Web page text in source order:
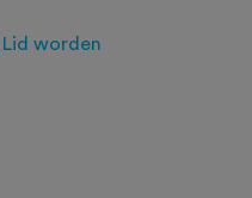
Lid worden